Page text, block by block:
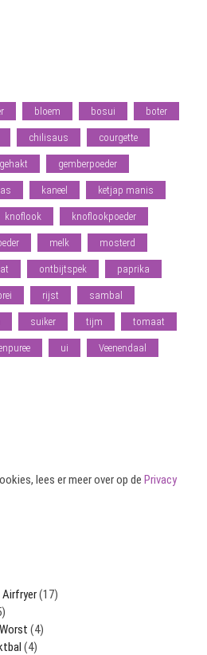
bloem bosui boter
chilisaus courgette
gehakt gemberpoeder
kaneel ketjap manis
knoflook knoflookpoeder
melk mosterd
ontbijtspek paprika
rijst sambal
suiker tijm tomaat
ui Veenendaal
lees er meer over op dePrivacy
Airfryer(17)
(4)
(4)